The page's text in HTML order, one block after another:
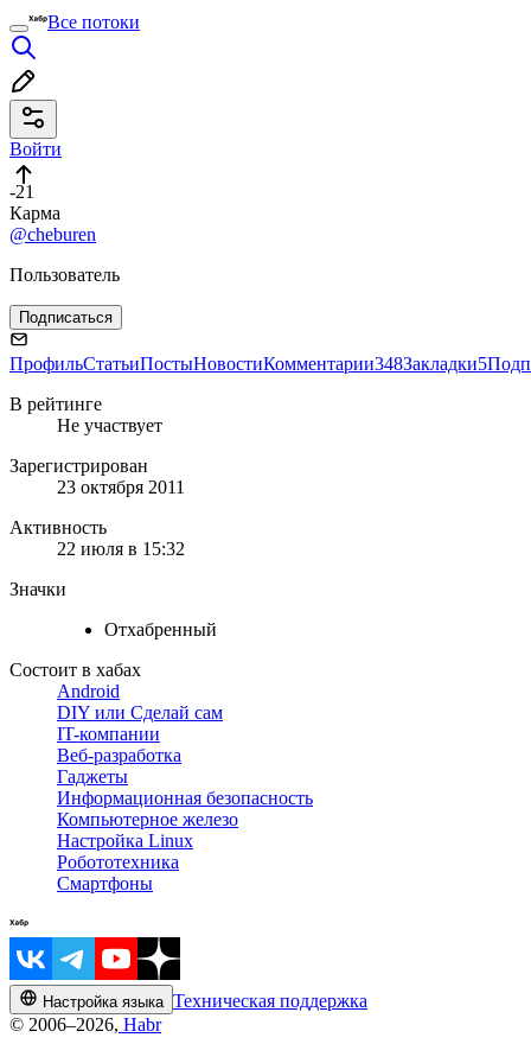
Все потоки
Войти
-21
Карма
@cheburen
Пользователь
Подписаться
ПрофильСтатьиПостыНовостиКомментарии348Закладки5
В рейтинге
Не участвует
Зарегистрирован
23 октября 2011
Активность
22 июля в 15:32
Значки
Отхабренный
Состоит в хабах
Android
DIY или Сделай сам
IT-компании
Веб-разработка
Гаджеты
Информационная безопасность
Компьютерное железо
Настройка Linux
Робототехника
Смартфоны
Настройка языка Техническая поддержка
© 2006–2026, Habr